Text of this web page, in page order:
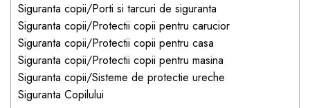
Siguranta copii/Porti si tarcuri de siguranta
Siguranta copii/Protectii copii pentru carucior
Siguranta copii/Protectii copii pentru casa
Siguranta copii/Protectii copii pentru masina
Siguranta copii/Sisteme de protectie ureche
Siguranta Copilului